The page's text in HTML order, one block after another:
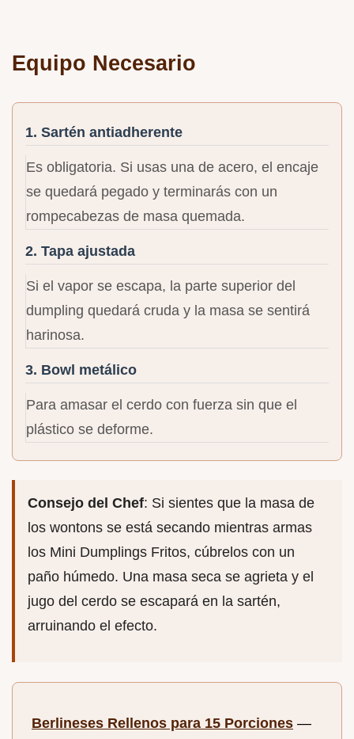
Equipo Necesario
1. Sartén antiadherente
Es obligatoria. Si usas una de acero, el encaje
se quedará pegado y terminarás con un
rompecabezas de masa quemada.
2. Tapa ajustada
Si el vapor se escapa, la parte superior del
dumpling quedará cruda y la masa se sentirá
harinosa.
3. Bowl metálico
Para amasar el cerdo con fuerza sin que el
plástico se deforme.
Consejo del Chef: Si sientes que la masa de
los wontons se está secando mientras armas
los Mini Dumplings Fritos, cúbrelos con un
paño húmedo. Una masa seca se agrieta y el
jugo del cerdo se escapará en la sartén,
arruinando el efecto.
Berlineses Rellenos para 15 Porciones —